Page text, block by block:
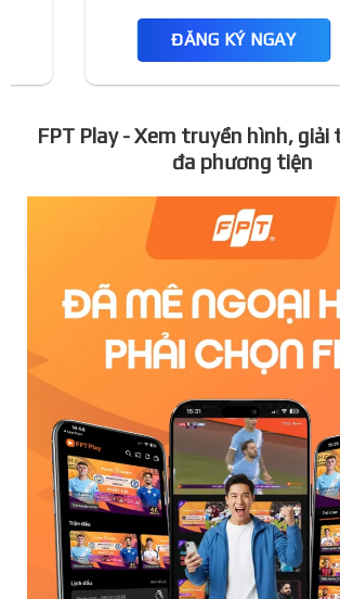
ĐĂNG KÝ NGAY
FPT Play - Xem truyền hình,
đa phương tiện